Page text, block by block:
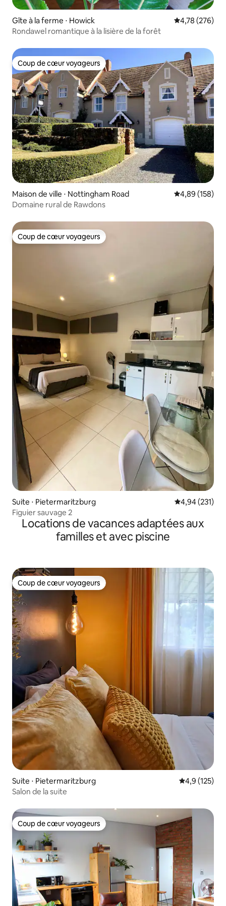
Gîte à la ferme ⋅ Howick Évaluation
4,78 (276)
Rondawel romantique à la lisière de la forêt
Coup de cœur voyageurs
Coup de cœur voyageurs
Maison de ville ⋅ Nottingham Road Évaluation
4,89 (158)
Domaine rural de Rawdons
Coup de cœur voyageurs
Coup de cœur voyageurs
Suite ⋅ Pietermaritzburg Évaluation
4,94 (231)
Figuier sauvage 2
Locations de vacances adaptées aux
familles et avec piscine
Coup de cœur voyageurs
Coup de cœur voyageurs
Suite ⋅ Pietermaritzburg Évaluation
4,9 (125)
Salon de la suite
Coup de cœur voyageurs
Coup de cœur voyageurs